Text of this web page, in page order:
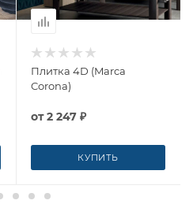
Плитка 4D (Marca
Corona)
от2 247 ₽
КУПИТЬ